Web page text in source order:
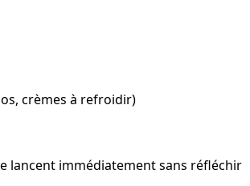
crèmes à refroidir)
lancent immédiatement sans réfléchir